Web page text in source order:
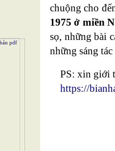
chuộng cho
1975 ở miền
sọ, những bài
những sáng
PS: xin giới
https://